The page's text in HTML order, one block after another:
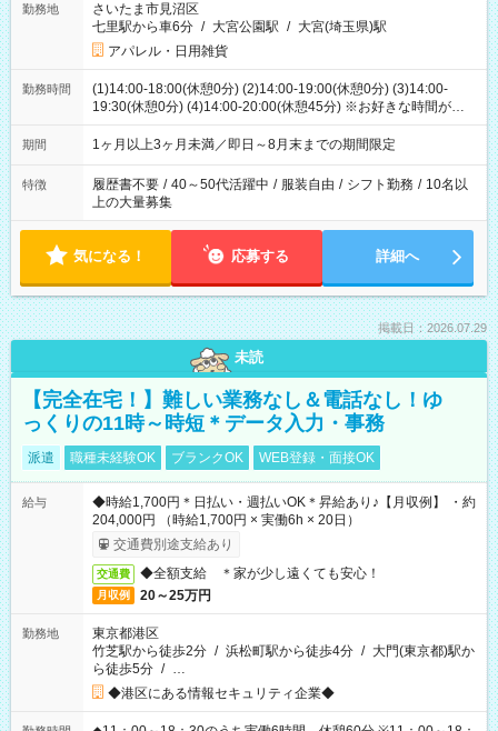
勤務地
さいたま市見沼区
七里駅から車6分 / 大宮公園駅 / 大宮(埼玉県)駅
アパレル・日用雑貨
勤務時間
(1)14:00-18:00(休憩0分) (2)14:00-19:00(休憩0分) (3)14:00-
19:30(休憩0分) (4)14:00-20:00(休憩45分) ※お好きな時間が選べ
ます
期間 1ヶ月以上3ヶ月未満／即日～8月末までの期間限定
特徴 履歴書不要 / 40～50代活躍中 / 服装自由 / シフト勤務 / 10名以
上の大量募集
気になる！ 応募する 詳細へ
掲載日：2026.07.29
未読
【完全在宅！】難しい業務なし＆電話なし！ゆ
っくりの11時～時短＊データ入力・事務
派遣 職種未経験OK ブランクOK WEB登録・面接OK
給与
◆時給1,700円＊日払い・週払いOK＊昇給あり♪【月収例】 ・約
204,000円 （時給1,700円 × 実働6h × 20日）
交通費別途支給あり
交通費 ◆全額支給 ＊家が少し遠くても安心！
月収例 20～25万円
勤務地
東京都港区
竹芝駅から徒歩2分 / 浜松町駅から徒歩4分 / 大門(東京都)駅か
ら徒歩5分 / …
◆港区にある情報セキュリティ企業◆